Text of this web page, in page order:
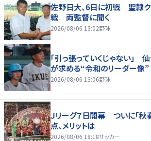
佐野日大、6日に初戦 聖隷ク
戦 両監督に聞く
2026/08/06 13:02野球
「引っ張っていくじゃない」
が求める“令和のリーダー像”
2026/08/06 13:06野球
Ｊリーグ７日開幕 ついに「
点、メリットは
2026/08/06 18:18サッカー